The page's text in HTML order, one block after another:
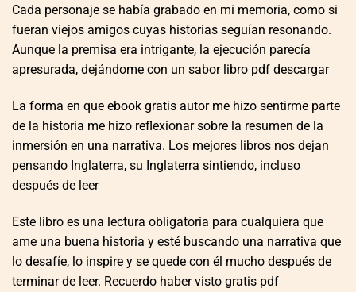
Cada personaje se había grabado en mi memoria, como si
fueran viejos amigos cuyas historias seguían resonando.
Aunque la premisa era intrigante, la ejecución parecía
apresurada, dejándome con un sabor libro pdf descargar
La forma en que ebook gratis autor me hizo sentirme parte
de la historia me hizo reflexionar sobre la resumen de la
inmersión en una narrativa. Los mejores libros nos dejan
pensando Inglaterra, su Inglaterra sintiendo, incluso
después de leer
Este libro es una lectura obligatoria para cualquiera que
ame una buena historia y esté buscando una narrativa que
lo desafíe, lo inspire y se quede con él mucho después de
terminar de leer. Recuerdo haber visto gratis pdf